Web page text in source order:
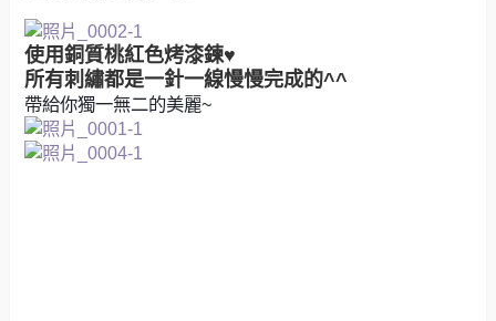
使用銅質桃紅色烤漆鍊♥
所有刺繡都是一針一線慢慢完成的^^
帶給你獨一無二的美麗~